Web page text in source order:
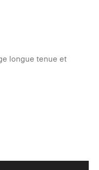
longue tenue et